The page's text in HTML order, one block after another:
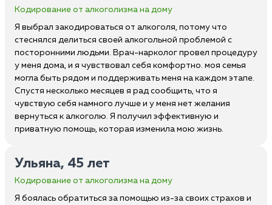
Кодирование от алкоголизма на дому
Я выбрал закодироваться от алкоголя, потому что
стеснялся делиться своей алкогольной проблемой с
посторонними людьми. Врач-нарколог провел процедуру
у меня дома, и я чувствовал себя комфортно. моя семья
могла быть рядом и поддерживать меня на каждом этапе.
Спустя несколько месяцев я рад сообщить, что я
чувствую себя намного лучше и у меня нет желания
вернуться к алкоголю. Я получил эффективную и
приватную помощь, которая изменила мою жизнь.
Ульяна, 45 лет
Кодирование от алкоголизма на дому
Я боялась обратиться за помощью из-за своих страхов и